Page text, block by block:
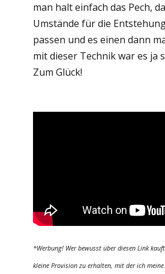
man halt einfach das Pech,
Umstände für die
passen und es einen dann
mit dieser Technik war es ja
Zum Glück!
*Werbung! Wer bewusst über diesen Link
kleine Provision zu erhalten, mit der ich